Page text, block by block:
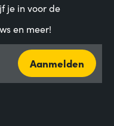
je in voor de
en meer!
Aanmelden